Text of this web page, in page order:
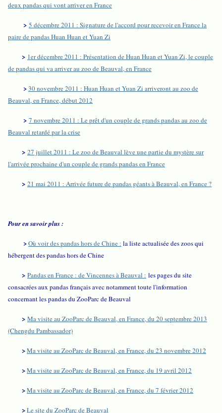
deux pandas qui vont arriver en France
> 5 décembre 2011 : Signature de l'accord pour recevoir en France la
paire de pandas Huan Huan et Yuan Zi
> 1er décembre 2011 : Présentation de Huan Huan et Yuan Zi, le couple
de pandas qui va arriver au zoo de Beauval, en France
>30 novembre 2011 : Huan Huan et Yuan Zi arriveront au zoo de
Beauval, en France, début 2012
> 7 novembre 2011 : Le prêt d'un couple de grands pandas au zoo de
Beauval retardé par la crise
> 27 juillet 2011 : Le zoo de Beauval lève une partie du mystère sur
l'arrivée prochaine d'un couple de grands pandas en France
> 21 mai 2011 : Arrivée future de pandas géants à Beauval, en France ?
Pour en savoir plus :
>Où voir des pandas hors de Chine : la liste actualisée des zoos qui
hébergent des pandas hors de Chine
> Pandas en France : de Vincennes à Beauval : les pages du site
consacrées aux pandas français avec notamment toute l'information
concernant les pandas du ZooParc de Beauval
> Ma visite au ZooParc de Beauval, en France, du 20 septembre 2013
(Chengdu Pambassador)
>Ma visite au ZooParc de Beauval, en France, du 23 novembre 2012
>Ma visite au ZooParc de Beauval, en France, du 19 avril 2012
>Ma visite au ZooParc de Beauval, en France, du 7 février 2012
>Le site du ZooParc de Beauval